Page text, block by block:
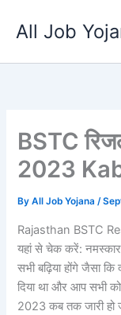
All Job
BSTC
2023
ByAll Job Yojana/
Rajasthan BSTC
यहां से चेक करें: नमस्कार
सभी बढ़िया होंगे जैसा
दिया था और आप सभी
2023 कब तक जारी हो